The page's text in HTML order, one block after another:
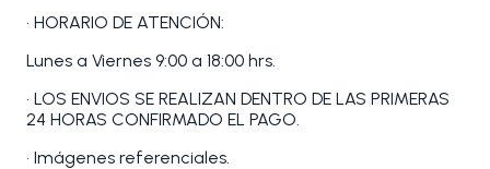
• HORARIO DE ATENCIÓN:
Lunes a Viernes 9:00 a 18:00 hrs.
• LOS ENVIOS SE REALIZAN DENTRO DE LAS PRIMERAS
24 HORAS CONFIRMADO EL PAGO.
• Imágenes referenciales.